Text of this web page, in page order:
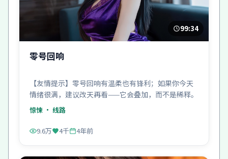
99:34
零号回响
【友情提示】零号回响有温柔也有锋利；如果你今天
情绪很满，建议改天再看——它会叠加，而不是稀释。
惊悚 · 线路
9.6万 4千 4年前